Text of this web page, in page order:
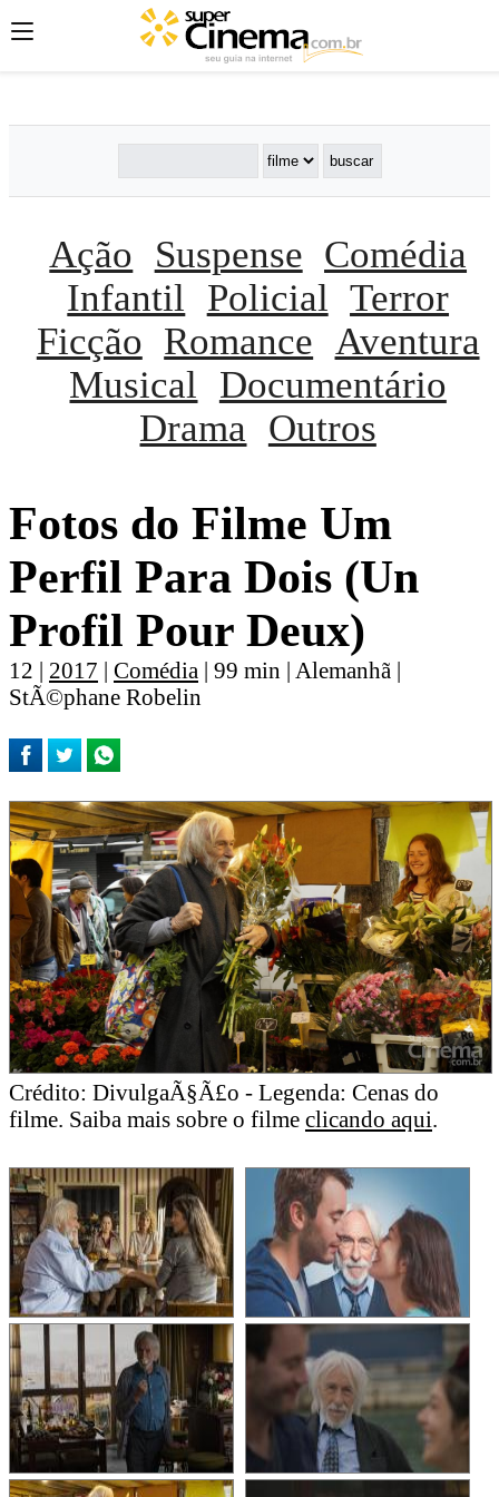
';';
Ação Suspense Comédia
Infantil
Policial Terror
Ficção Romance Aventura
Musical
Documentário
Drama
Outros
Fotos do Filme Um
Perfil Para Dois (Un
Profil Pour Deux)
12 | 2017 | Comédia | 99 min | Alemanhã |
StÃ©phane Robelin
Crédito: DivulgaÃ§Ã£o - Legenda: Cenas do
filme. Saiba mais sobre o filme clicando aqui.